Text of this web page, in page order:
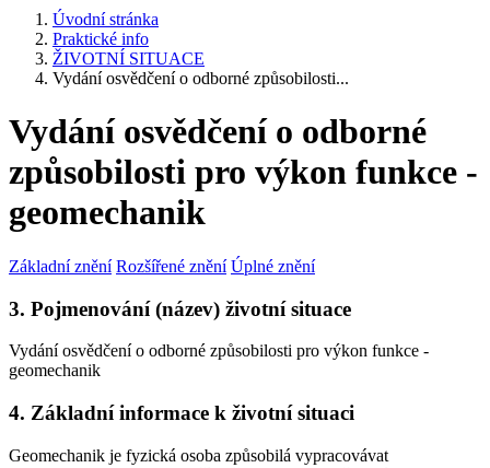
Úvodní stránka
Praktické info
ŽIVOTNÍ SITUACE
Vydání osvědčení o odborné způsobilosti...
Vydání osvědčení o odborné
způsobilosti pro výkon funkce -
geomechanik
Základní znění Rozšířené znění Úplné znění
3. Pojmenování (název) životní situace
Vydání osvědčení o odborné způsobilosti pro výkon funkce -
geomechanik
4. Základní informace k životní situaci
Geomechanik je fyzická osoba způsobilá vypracovávat